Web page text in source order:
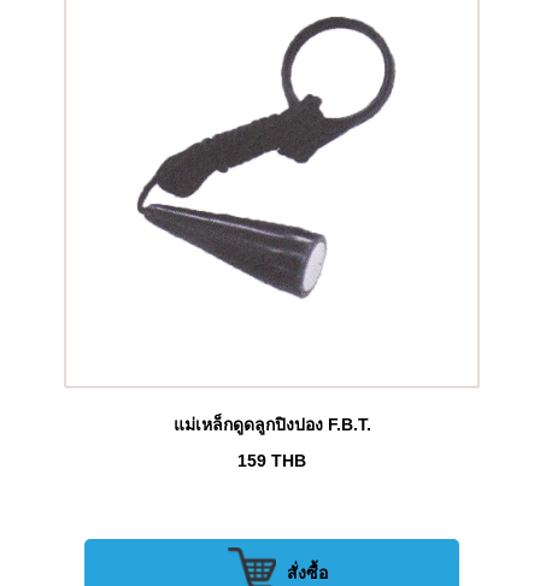
แม่เหล็กดูดลูกปิงปอง F.B.T.
159 THB
สั่งซื้อ